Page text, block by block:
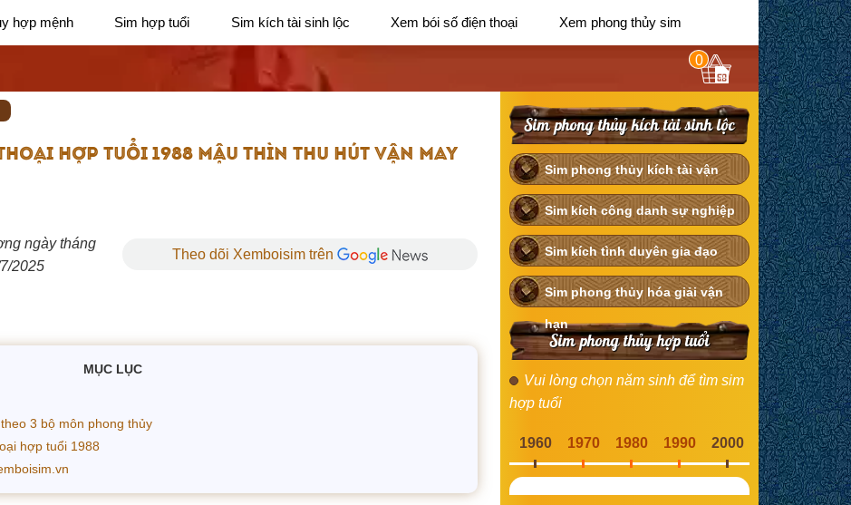
hợp mệnh Sim hợp tuổi Sim kích tài sinh lộc Xem bói số điện thoại Xem phong thủy sim
0
HỢP TUỔI 1988 MẬU THÌN THU HÚT VẬN MAY
2025
Theo dõi Xemboisim trên
MỤC LỤC
3 bộ môn phong thủy
hợp tuổi 1988
Sim phong thủy kích tài sinh lộc
Sim phong thủy kích tài vận
Sim kích công danh sự nghiệp
Sim kích tình duyên gia đạo
Sim phong thủy hóa giải vận
hạn
Sim phong thủy hợp tuổi
Vui lòng chọn năm sinh để tìm sim
hợp tuổi
1960 1970 1980 1990 2000